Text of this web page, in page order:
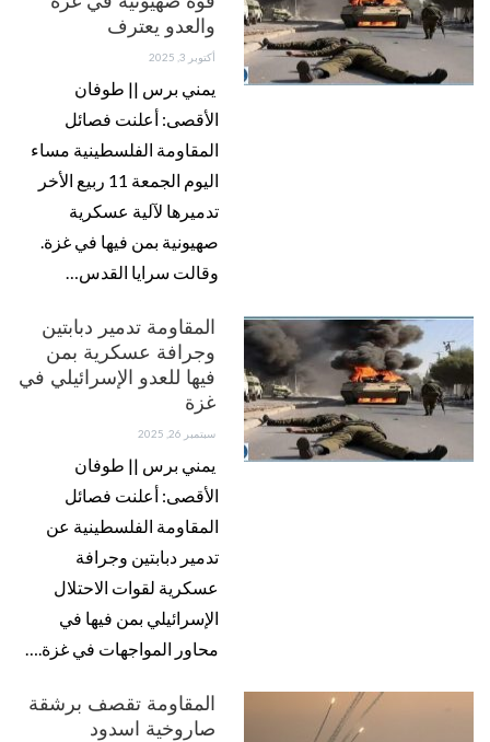
والعدو يعترف
أكتوبر 3, 2025
يمني برس || طوفان
الأقصى: أعلنت فصائل
المقاومة الفلسطينية مساء
اليوم الجمعة 11 ربيع الأخر
تدميرها لآلية عسكرية
صهيونية بمن فيها في غزة.
وقالت سرايا القدس…
المقاومة تدمير دبابتين
وجرافة عسكرية بمن
فيها للعدو الإسرائيلي في
غزة
سبتمبر 26, 2025
يمني برس || طوفان
الأقصى: أعلنت فصائل
المقاومة الفلسطينية عن
تدمير دبابتين وجرافة
عسكرية لقوات الاحتلال
الإسرائيلي بمن فيها في
محاور المواجهات في غزة.…
المقاومة تقصف برشقة
صاروخية اسدود